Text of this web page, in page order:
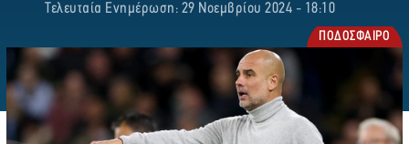
Τελευταία Ενημέρωση: 29 Νοεμβρίου 2024 - 18:10
ΠΟΔΟΣΦΑΙΡΟ